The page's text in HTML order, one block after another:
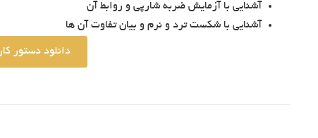
آشنایی با آزمایش ضربه شارپی و روابط آن
آشنایی با شکست ترد و نرم و بیان تفاوت آن ها
دانلود دستور